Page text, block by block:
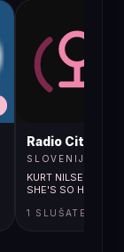
Radio City
SLOVENIJA
KURT NILSEN /
SHE'S SO HIGH
1 SLUŠATELJA